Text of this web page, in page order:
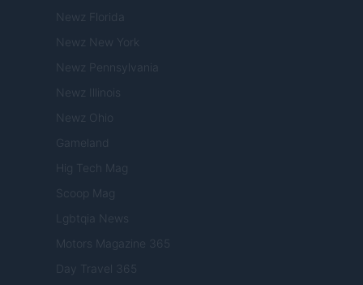
Newz Florida
Newz New York
Newz Pennsylvania
Newz Illinois
Newz Ohio
Gameland
Hig Tech Mag
Scoop Mag
Lgbtqia News
Motors Magazine 365
Day Travel 365